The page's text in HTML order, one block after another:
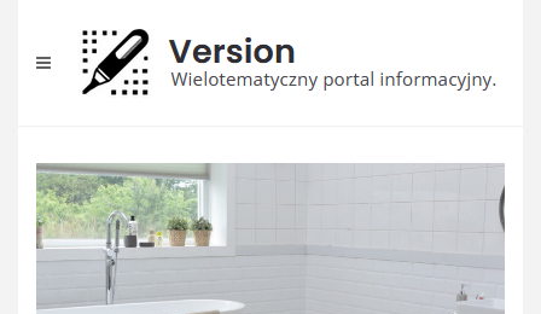
content